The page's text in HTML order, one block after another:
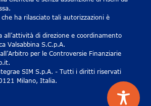
ha rilasciato tali autorizzazioni è
all’attività di direzione e coordinamento
Valsabbina S.C.p.A.
per le Controversie Finanziarie
SIM S.p.A. - Tutti i diritti riservati
Milano, Italia.